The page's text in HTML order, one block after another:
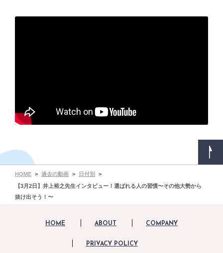
HOME 過去の動画
日付別
【3月2日】井上裕之先生インタビュー！選ばれる人の習慣〜その他大勢から
抜け出そう！〜
HOME ABOUT COMPANY
PRIVACY POLICY